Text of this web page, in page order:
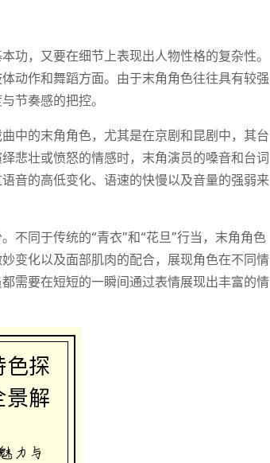
功，又要在细节上表现出人物性格的复杂性。
动作和舞蹈方面。由于末角角色往往具有较强
节奏感的把控。
中的末角角色，尤其是在京剧和昆剧中，其台
悲壮或愤怒的情感时，末角演员的嗓音和台词
音的高低变化、语速的快慢以及音量的强弱来
不同于传统的“青衣”和“花旦”行当，末角角色
变化以及面部肌肉的配合，展现角色在不同情
需要在短短的一瞬间通过表情展现出丰富的情